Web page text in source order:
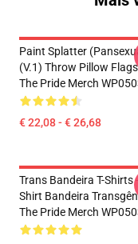
Paint Splatter
(v.1) Throw Pillow
The Pride Merch
€ 22,08 - € 26,68
Trans Bandeira T-Shirts
Shirt Bandeira
The Pride Merch